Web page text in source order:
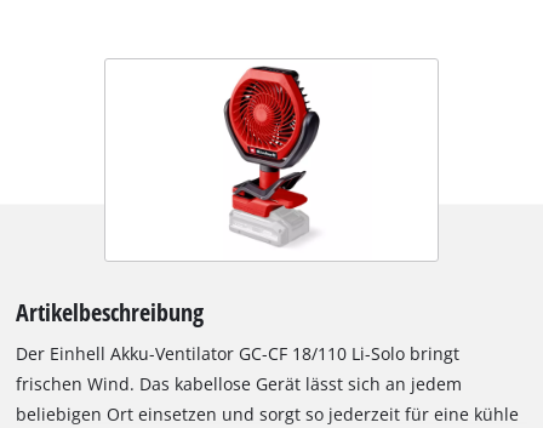
Artikelbeschreibung
Der Einhell Akku-Ventilator GC-CF 18/110 Li-Solo bringt
frischen Wind. Das kabellose Gerät lässt sich an jedem
beliebigen Ort einsetzen und sorgt so jederzeit für eine kühle